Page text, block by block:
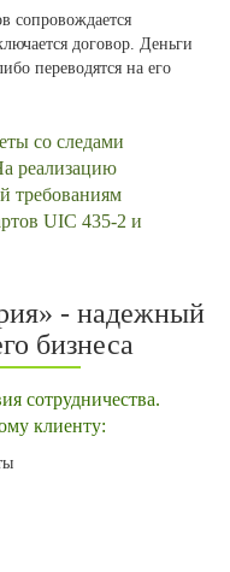
сопровождается
договор. Деньги
переводятся на его
со следами
реализацию
требованиям
UIC 435-2 и
- надежный
бизнеса
сотрудничества.
клиенту: